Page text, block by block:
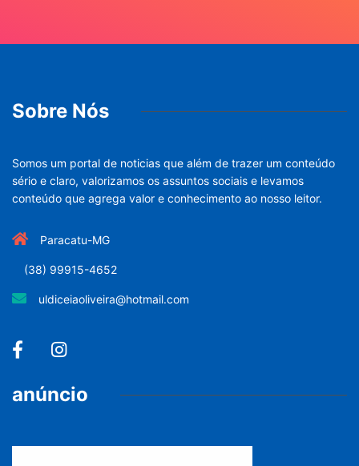
Sobre Nós
Somos um portal de noticias que além de trazer um conteúdo
sério e claro, valorizamos os assuntos sociais e levamos
conteúdo que agrega valor e conhecimento ao nosso leitor.
Paracatu-MG
(38) 99915-4652
uldiceiaoliveira@hotmail.com
anúncio